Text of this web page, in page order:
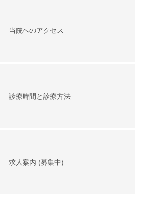
当院へのアクセス
診療時間と診療方法
求人案内 (募集中)